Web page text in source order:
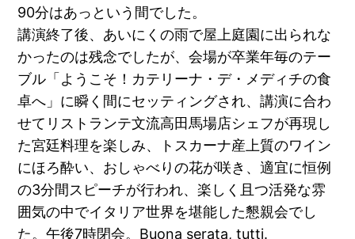
90分はあっという間でした。
講演終了後、あいにくの雨で屋上庭園に出られな
かったのは残念でしたが、会場が卒業年毎のテー
ブル「ようこそ！カテリーナ・デ・メディチの食
卓へ」に瞬く間にセッティングされ、講演に合わ
せてリストランテ文流高田馬場店シェフが再現し
た宮廷料理を楽しみ、トスカーナ産上質のワイン
にほろ酔い、おしゃべりの花が咲き、適宜に恒例
の3分間スピーチが行われ、楽しく且つ活発な雰
囲気の中でイタリア世界を堪能した懇親会でし
た。午後7時閉会。Buona serata, tutti.